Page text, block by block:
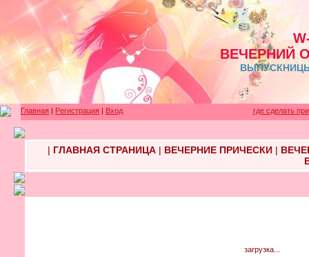
ВЕЧЕРНИЙ
Главная | Регистрация | Вход где сделать
| ГЛАВНАЯ СТРАНИЦА| ВЕЧЕРНИЕ ПРИЧЕСКИ|
загрузка...